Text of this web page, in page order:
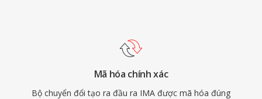
Mã hóa chính xác
Bộ chuyển đổi tạo ra đầu ra IMA được mã hóa đúng